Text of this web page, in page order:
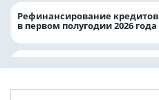
Рефинансирование кредитов
в первом полугодии 2026 года